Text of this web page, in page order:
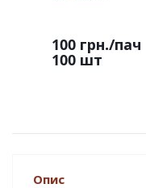
100 грн./пач
100 шт
Опис